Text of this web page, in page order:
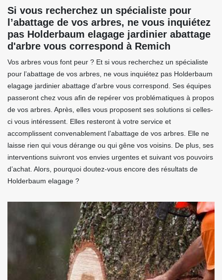
Si vous recherchez un spécialiste pour
l’abattage de vos arbres, ne vous inquiétez
pas Holderbaum elagage jardinier abattage
d'arbre vous correspond à Remich
Vos arbres vous font peur ? Et si vous recherchez un spécialiste
pour l’abattage de vos arbres, ne vous inquiétez pas Holderbaum
elagage jardinier abattage d'arbre vous correspond. Ses équipes
passeront chez vous afin de repérer vos problématiques à propos
de vos arbres. Après, elles vous proposent ses solutions si celles-
ci vous intéressent. Elles resteront à votre service et
accomplissent convenablement l’abattage de vos arbres. Elle ne
laisse rien qui vous dérange ou qui gêne vos voisins. De plus, ses
interventions suivront vos envies urgentes et suivant vos pouvoirs
d’achat. Alors, pourquoi doutez-vous encore des résultats de
Holderbaum elagage ?